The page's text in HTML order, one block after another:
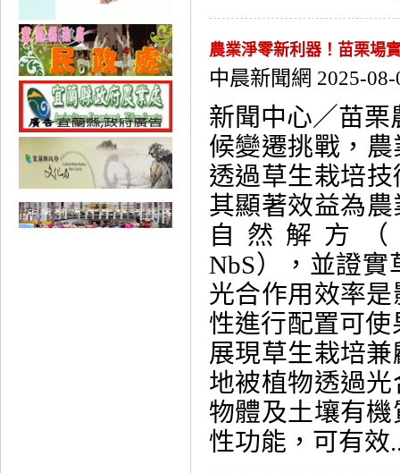
農業淨零新利器！苗栗場
中晨新聞網 2025-08-
新聞中心／苗
候變遷挑戰，
透過草生栽培
其顯著效益為
自然解方（
NbS），並證
光合作用效率
性進行配置可使
展現草生栽培
地被植物透過
物體及土壤有
性功能，可有效